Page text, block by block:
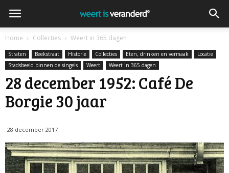
Home Collecties Weert in 365 dagen
Straten Beekstraat Historie Collecties Eten, drinken en vermaak
Locatie
Stadsbeeld binnen de singels
Weert Weert in 365 dagen
28 december 1952: Café De
Borgie 30 jaar
28 december 2017